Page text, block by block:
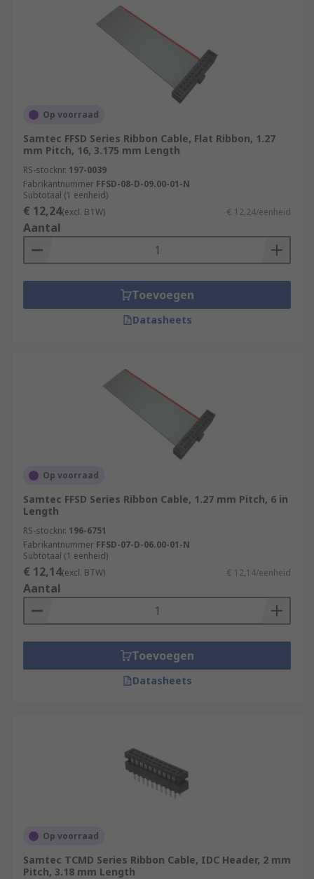
Op voorraad
Samtec FFSD Series Ribbon Cable, Flat Ribbon, 1.27
mm Pitch, 16, 3.175 mm Length
RS-stocknr. 197-0039
Fabrikantnummer FFSD-08-D-09.00-01-N
Subtotaal (1 eenheid)
€ 12,24(excl. BTW) € 12,24/eenheid
Aantal
Toevoegen
Datasheets
Op voorraad
Samtec FFSD Series Ribbon Cable, 1.27 mm Pitch, 6 in
Length
RS-stocknr. 196-6751
Fabrikantnummer FFSD-07-D-06.00-01-N
Subtotaal (1 eenheid)
€ 12,14(excl. BTW) € 12,14/eenheid
Aantal
Toevoegen
Datasheets
Op voorraad
Samtec TCMD Series Ribbon Cable, IDC Header, 2 mm
Pitch, 3.18 mm Length